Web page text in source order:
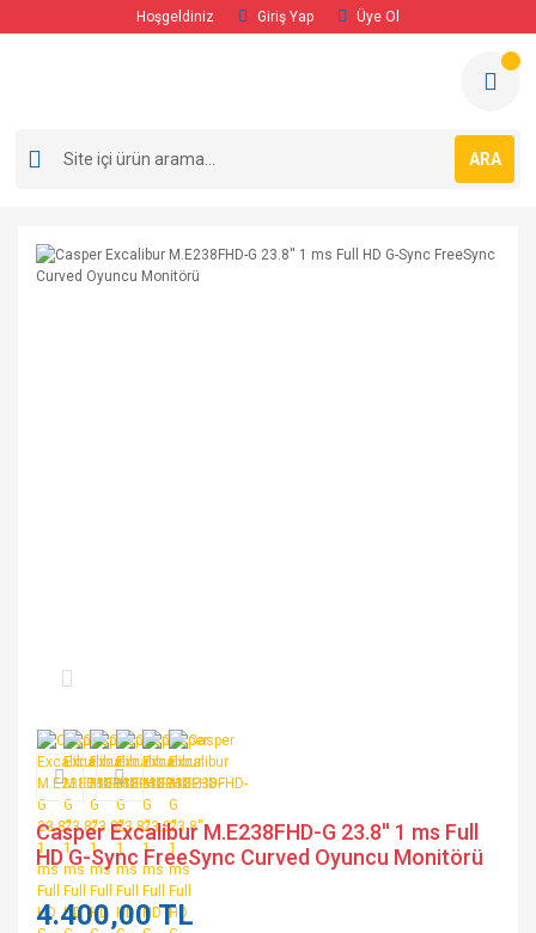
Hoşgeldiniz Giriş Yap Üye Ol
ARA
Casper Excalibur M.E238FHD-G 23.8'' 1 ms Full
HD G-Sync FreeSync Curved Oyuncu Monitörü
4.400,00 TL